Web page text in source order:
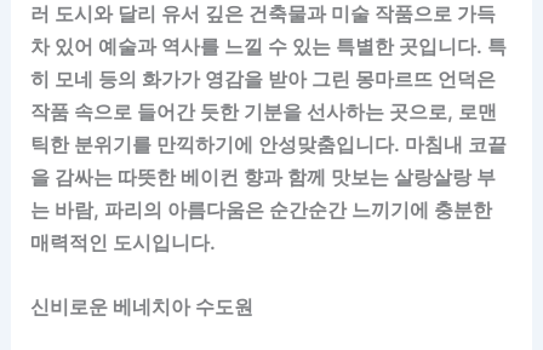
러 도시와 달리 유서 깊은 건축물과 미술 작품으로 가득
차 있어 예술과 역사를 느낄 수 있는 특별한 곳입니다. 특
히 모네 등의 화가가 영감을 받아 그린 몽마르뜨 언덕은
작품 속으로 들어간 듯한 기분을 선사하는 곳으로, 로맨
틱한 분위기를 만끽하기에 안성맞춤입니다. 마침내 코끝
을 감싸는 따뜻한 베이컨 향과 함께 맛보는 살랑살랑 부
는 바람, 파리의 아름다움은 순간순간 느끼기에 충분한
매력적인 도시입니다.
신비로운 베네치아 수도원